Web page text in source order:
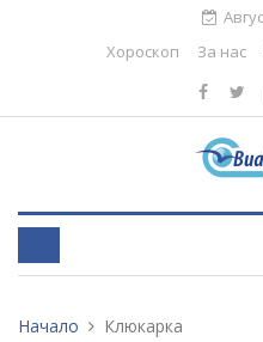
Хороскоп
За нас
Начало Клюкарка